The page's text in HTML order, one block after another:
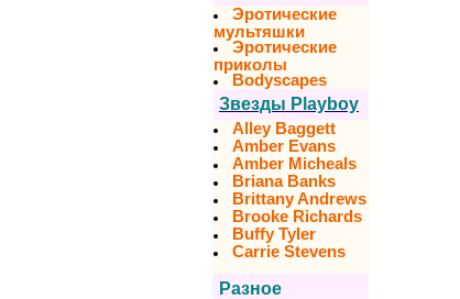
Эротические
мультяшки
Эротические
приколы
Bodyscapes
Звезды Playboy
Alley Baggett
Amber Evans
Amber Micheals
Briana Banks
Brittany Andrews
Brooke Richards
Buffy Tyler
Carrie Stevens
Разное